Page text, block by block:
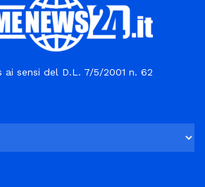
ai sensi del D.L. 7/5/2001 n. 62